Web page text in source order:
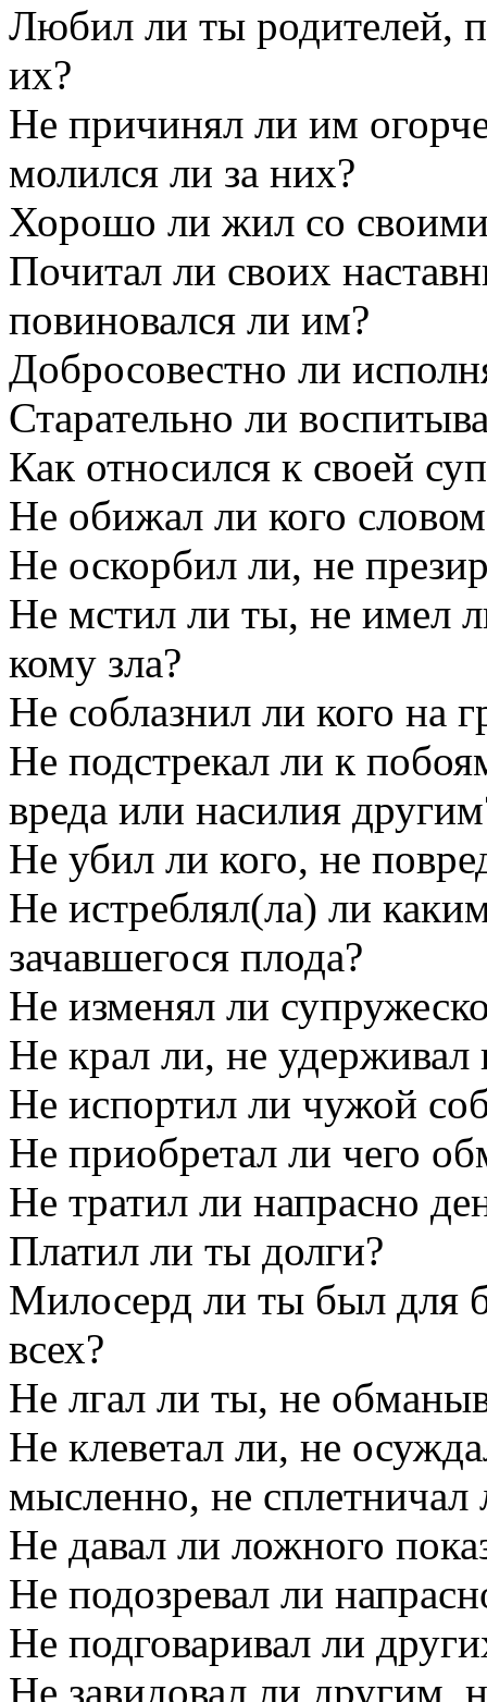
Любил ли ты родителей,
их?
Не причинял ли им
молился ли за них?
Хорошо ли жил со
Почитал ли своих
повиновался ли им?
Добросовестно ли
Старательно ли
Как относился к своей
Не обижал ли кого
Не оскорбил ли, не
Не мстил ли ты, не имел
кому зла?
Не соблазнил ли кого на
Не подстрекал ли к
вреда или насилия
Не убил ли кого, не
Не истреблял(ла) ли
зачавшегося плода?
Не изменял ли
Не крал ли, не удерживал
Не испортил ли чужой
Не приобретал ли чего
Не тратил ли напрасно
Платил ли ты долги?
Милосерд ли ты был для
всех?
Не лгал ли ты, не
Не клеветал ли, не
мысленно, не сплетничал
Не давал ли ложного
Не подозревал ли
Не подговаривал ли
Не завидовал ли другим,